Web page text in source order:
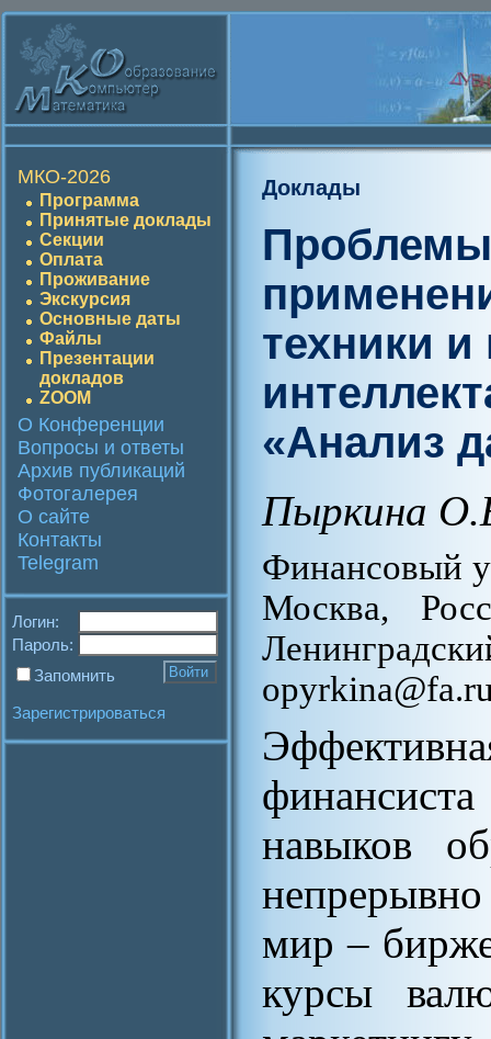
МКО-2026
Программа
Принятые доклады
Секции
Оплата
Проживание
Экскурсия
Основные даты
Файлы
Презентации
докладов
ZOOM
О Конференции
Вопросы и ответы
Архив публикаций
Фотогалерея
О сайте
Контакты
Telegram
Логин:
Пароль:
Запомнить
Зарегистрироваться
Доклады
техники и
«Анализ
Пыркина
Финансовый
Москва,
навыков
мир –
курсы